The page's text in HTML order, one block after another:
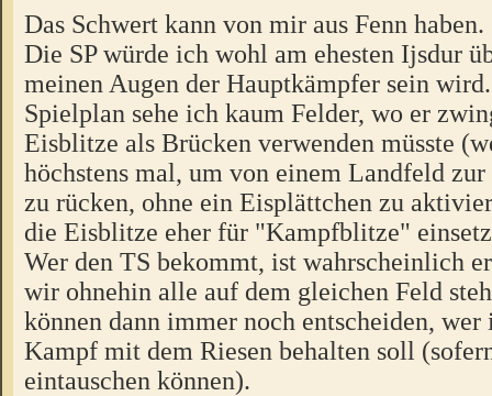
Das Schwert kann von mir aus Fenn haben.
Die SP würde ich wohl am ehesten Ijsdur
meinen Augen der Hauptkämpfer sein
Spielplan sehe ich kaum Felder, wo er
Eisblitze als Brücken verwenden müsste
höchstens mal, um von einem Landfeld
zu rücken, ohne ein Eisplättchen zu
die Eisblitze eher für "Kampfblitze"
Wer den TS bekommt, ist wahrscheinlich
wir ohnehin alle auf dem gleichen Feld
können dann immer noch entscheiden, wer
Kampf mit dem Riesen behalten soll
eintauschen können).